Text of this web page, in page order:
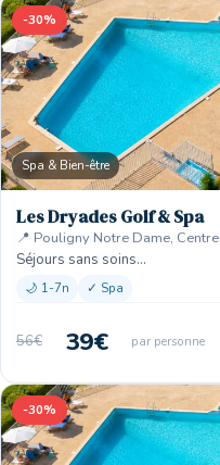
-30%
Spa & Bien-être
Les Dryades Golf & Spa
📍 Pouligny Notre Dame, Centre
Séjours sans soins…
🌙 1-7n ✓ Spa
56€ 39€ par personne
-30%